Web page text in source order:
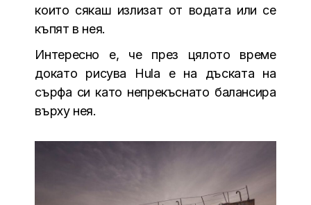
които сякаш излизат от водата или се
къпят в нея.
Интересно е, че през цялото време
докато рисува Hula е на дъската на
сърфа си като непрекъснато балансира
върху нея.